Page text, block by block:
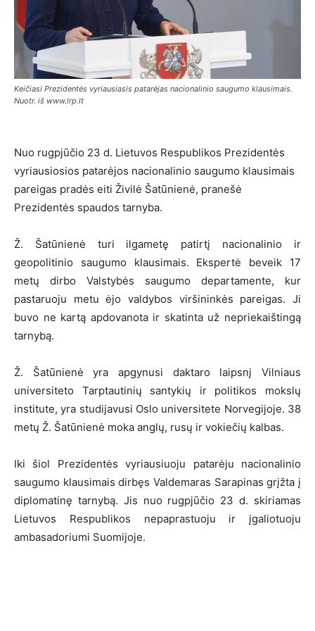
Keičiasi Prezidentės vyriausiasis patarėjas nacionalinio saugumo klausimais.
Nuotr. iš www.lrp.lt
Nuo rugpjūčio 23 d. Lietuvos Respublikos Prezidentės
vyriausiosios patarėjos nacionalinio saugumo klausimais
pareigas pradės eiti Živilė Šatūnienė, pranešė
Prezidentės spaudos tarnyba.
Ž. Šatūnienė turi ilgametę patirtį nacionalinio ir
geopolitinio saugumo klausimais. Ekspertė beveik 17
metų dirbo Valstybės saugumo departamente, kur
pastaruoju metu ėjo valdybos viršininkės pareigas. Ji
buvo ne kartą apdovanota ir skatinta už nepriekaištingą
tarnybą.
Ž. Šatūnienė yra apgynusi daktaro laipsnį Vilniaus
universiteto Tarptautinių santykių ir politikos mokslų
institute, yra studijavusi Oslo universitete Norvegijoje. 38
metų Ž. Šatūnienė moka anglų, rusų ir vokiečių kalbas.
Iki šiol Prezidentės vyriausiuoju patarėju nacionalinio
saugumo klausimais dirbęs Valdemaras Sarapinas grįžta į
diplomatinę tarnybą. Jis nuo rugpjūčio 23 d. skiriamas
Lietuvos Respublikos nepaprastuoju ir įgaliotuoju
ambasadoriumi Suomijoje.